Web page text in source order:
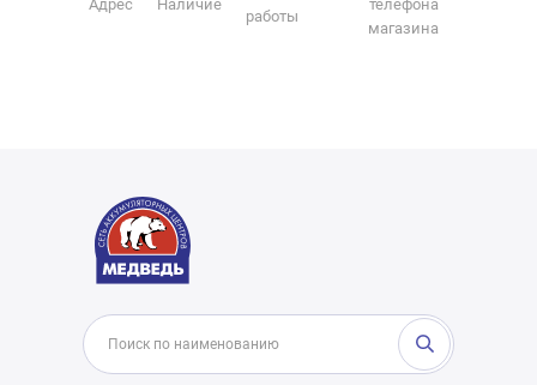
Адрес Наличие
работы
телефона
магазина